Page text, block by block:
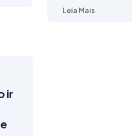
Leia Mais
ir